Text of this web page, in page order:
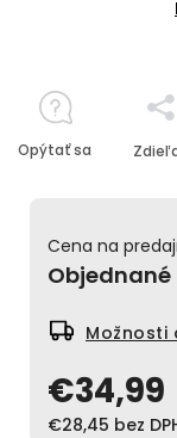
€34,99
€28,45 bez
Cena na
Možnosti
Opýtať sa